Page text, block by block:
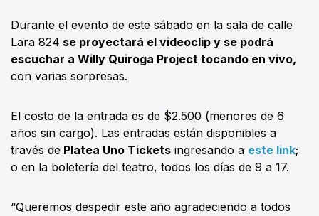
Durante el evento de este sábado en la sala de calle
Lara 824 se proyectará el videoclip y se podrá
escuchar a Willy Quiroga Project tocando en vivo,
con varias sorpresas.
El costo de la entrada es de $2.500 (menores de 6
años sin cargo). Las entradas están disponibles a
través de Platea Uno Tickets ingresando a este link;
o en la boletería del teatro, todos los días de 9 a 17.
“Queremos despedir este año agradeciendo a todos